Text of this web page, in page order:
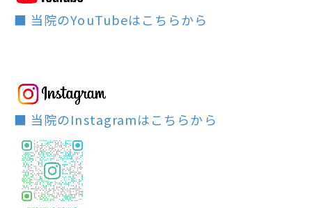
■ 当院のYouTubeはこちらから
■ 当院のInstagramはこちらから